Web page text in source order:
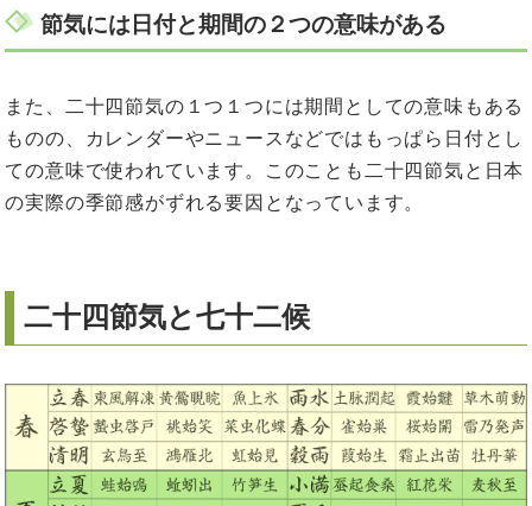
節気には日付と期間の２つの意味がある
また、二十四節気の１つ１つには期間としての意味もある
ものの、カレンダーやニュースなどではもっぱら日付とし
ての意味で使われています。このことも二十四節気と日本
の実際の季節感がずれる要因となっています。
二十四節気と七十二候